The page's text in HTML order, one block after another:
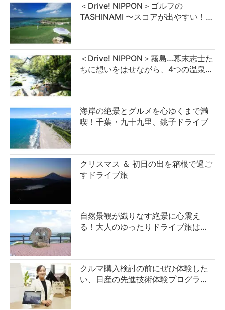
＜Drive! NIPPON＞ゴルフの
TASHINAMI 〜スコアが出やすい！…
＜Drive! NIPPON＞霧島…幕末志士た
ちに想いをはせながら、4つの温泉…
海岸の絶景とグルメを心ゆくまで満
喫！千葉・九十九里、銚子ドライブ
クリスマス ＆ 初日の出を箱根で過ご
すドライブ旅
自然景観が織りなす絶景に心震え
る！大人のゆったりドライブ旅は…
クルマ購入検討の前にぜひ体験した
い、日産の先進技術体験プログラ…